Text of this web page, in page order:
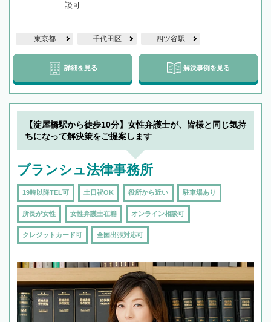
談可
東京都 千代田区 四ツ谷駅
詳細を見る 解決事例を見る
【淀屋橋駅から徒歩10分】女性弁護士が、皆様と同じ気持
ちになって解決策をご提案します
ブランシュ法律事務所
19時以降TEL可 土日祝OK 役所から近い 駐車場あり
所長が女性 女性弁護士在籍 オンライン相談可
クレジットカード可 全国出張対応可